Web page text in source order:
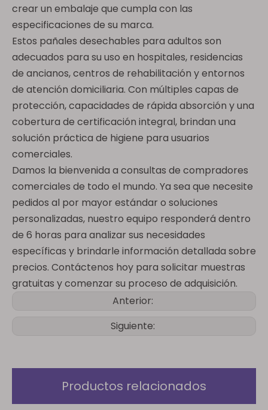
crear un embalaje que cumpla con las
especificaciones de su marca.
Estos pañales desechables para adultos son
adecuados para su uso en hospitales, residencias
de ancianos, centros de rehabilitación y entornos
de atención domiciliaria. Con múltiples capas de
protección, capacidades de rápida absorción y una
cobertura de certificación integral, brindan una
solución práctica de higiene para usuarios
comerciales.
Damos la bienvenida a consultas de compradores
comerciales de todo el mundo. Ya sea que necesite
pedidos al por mayor estándar o soluciones
personalizadas, nuestro equipo responderá dentro
de 6 horas para analizar sus necesidades
específicas y brindarle información detallada sobre
precios. Contáctenos hoy para solicitar muestras
gratuitas y comenzar su proceso de adquisición.
Anterior:
Siguiente:
Productos relacionados